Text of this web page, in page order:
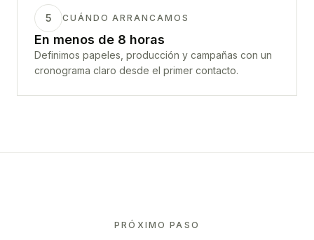
5 CUÁNDO ARRANCAMOS
En menos de 8 horas
Definimos papeles, producción y campañas con un
cronograma claro desde el primer contacto.
PRÓXIMO PASO